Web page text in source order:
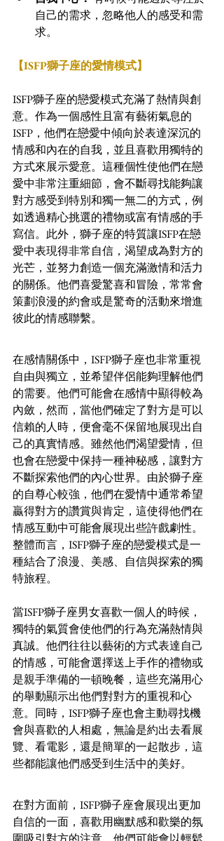
自己的需求，忽略他人的感受和需
求。
【ISFP獅子座的愛情模式】
ISFP獅子座的戀愛模式充滿了熱情與創
意。作為一個感性且富有藝術氣息的
ISFP，他們在戀愛中傾向於表達深沉的
情感和內在的自我，並且喜歡用獨特的
方式來展示愛意。這種個性使他們在戀
愛中非常注重細節，會不斷尋找能夠讓
對方感受到特別和獨一無二的方式，例
如透過精心挑選的禮物或富有情感的手
寫信。此外，獅子座的特質讓ISFP在戀
愛中表現得非常自信，渴望成為對方的
光芒，並努力創造一個充滿激情和活力
的關係。他們喜愛驚喜和冒險，常常會
策劃浪漫的約會或是驚奇的活動來增進
彼此的情感聯繫。
在感情關係中，ISFP獅子座也非常重視
自由與獨立，並希望伴侶能夠理解他們
的需要。他們可能會在感情中顯得較為
內斂，然而，當他們確定了對方是可以
信賴的人時，便會毫不保留地展現出自
己的真實情感。雖然他們渴望愛情，但
也會在戀愛中保持一種神秘感，讓對方
不斷探索他們的內心世界。由於獅子座
的自尊心較強，他們在愛情中通常希望
贏得對方的讚賞與肯定，這使得他們在
情感互動中可能會展現出些許戲劇性。
整體而言，ISFP獅子座的戀愛模式是一
種結合了浪漫、美感、自信與探索的獨
特旅程。
當ISFP獅子座男女喜歡一個人的時候，
獨特的氣質會使他們的行為充滿熱情與
真誠。他們往往以藝術的方式表達自己
的情感，可能會選擇送上手作的禮物或
是親手準備的一頓晚餐，這些充滿用心
的舉動顯示出他們對對方的重視和心
意。同時，ISFP獅子座也會主動尋找機
會與喜歡的人相處，無論是約出去看展
覽、看電影，還是簡單的一起散步，這
些都能讓他們感受到生活中的美好。
在對方面前，ISFP獅子座會展現出更加
自信的一面，喜歡用幽默感和歡樂的氛